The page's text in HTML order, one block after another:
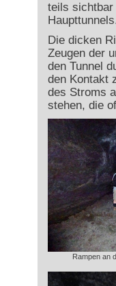
teils sichtbar
Die dicken
Zeugen der
den Tunnel
den Kontakt
des Stroms
stehen, die
Rampen an